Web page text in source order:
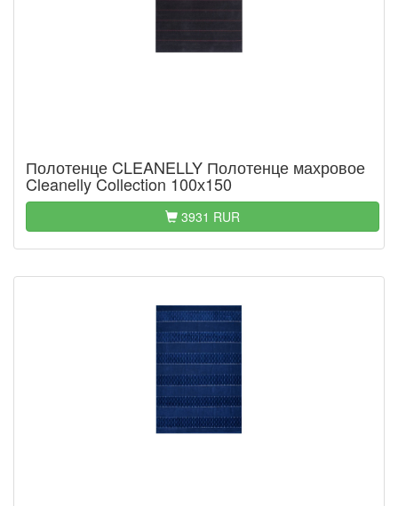
Полотенце CLEANELLY Полотенце махровое
Cleanelly Collection 100х150
3931 RUR